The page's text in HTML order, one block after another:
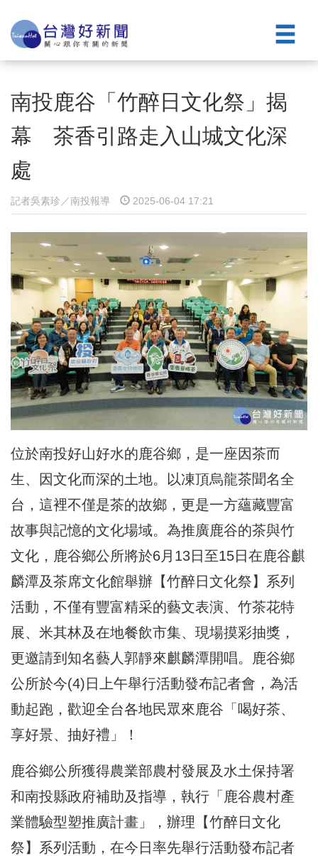
南投鹿谷「竹醉日文化祭」揭
幕 茶香引路走入山城文化深
處
記者吳素珍／南投報導 2025-06-04 17:21
位於南投好山好水的鹿谷鄉，是一座因茶而
生、因文化而深的土地。以凍頂烏龍茶聞名全
台，這裡不僅是茶的故鄉，更是一方蘊藏豐富
故事與記憶的文化場域。為推廣鹿谷的茶與竹
文化，鹿谷鄉公所將於6月13日至15日在鹿谷麒
麟潭及茶席文化館舉辦【竹醉日文化祭】系列
活動，不僅有豐富精采的藝文表演、竹茶花特
展、米其林及在地餐飲市集、現場摸彩抽獎，
更邀請到知名藝人郭靜來麒麟潭開唱。鹿谷鄉
公所於今(4)日上午舉行活動發布記者會，為活
動起跑，歡迎全台各地民眾來鹿谷「喝好茶、
享好景、抽好禮」！
鹿谷鄉公所獲得農業部農村發展及水土保持署
和南投縣政府補助及指導，執行「鹿谷農村產
業體驗型塑推廣計畫」，辦理【竹醉日文化
祭】系列活動，在今日率先舉行活動發布記者